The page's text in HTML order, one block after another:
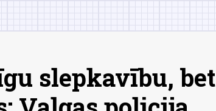
slepkavību, bet